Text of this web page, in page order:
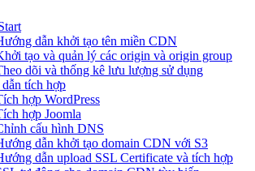
dẫn khởi tạo tên miền CDN
tạo và quản lý các origin và origin group
dõi và thống kê lưu lượng sử dụng
tích hợp
hợp WordPress
hợp Joomla
cấu hình DNS
dẫn khởi tạo domain CDN với S3
dẫn upload SSL Certificate và tích hợp